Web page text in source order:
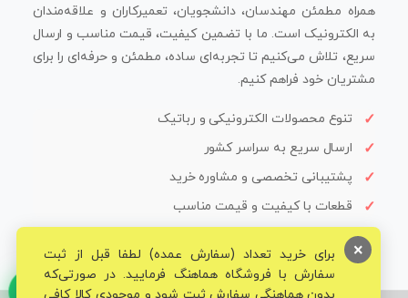
همراه مطمئن مهندسان، دانشجویان، تعمیرکاران و علاقه‌مندان
به الکترونیک است. ما با تضمین کیفیت، قیمت مناسب و ارسال
سریع، تلاش می‌کنیم تا تجربه‌ای ساده، مطمئن و حرفه‌ای را برای
مشتریان خود فراهم کنیم.
تنوع محصولات الکترونیکی و رباتیک
ارسال سریع به سراسر کشور
پشتیبانی تخصصی و مشاوره خرید
قطعات با کیفیت و قیمت مناسب
برای خرید تعداد (سفارش عمده) لطفا قبل از ثبت
سفارش با فروشگاه هماهنگ فرمایید. در صورتی‌که
×